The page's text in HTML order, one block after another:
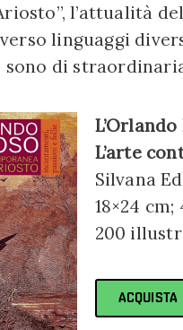
l’attualità
linguaggi
sono di
L’arte
Silvana
18×24
200
ACQUISTA